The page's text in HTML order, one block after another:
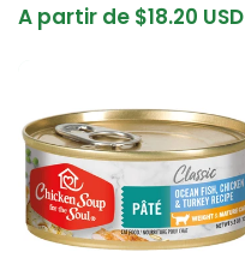
Precio
A partir de $18.20 USD